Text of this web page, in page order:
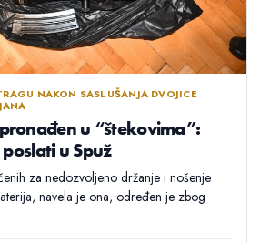
NAKON SASLUŠANJA DVOJICE
u “štekovima”:
u Spuž
za nedozvoljeno držanje i nošenje
navela je ona, određen je zbog